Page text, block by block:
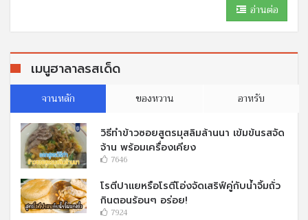
อ่านต่อ
เมนูฮาลาลรสเด็ด
จานหลัก ของหวาน อาหรับ
วิธีทำข้าวซอยสูตรมุสลิมล้านนา เข้มข้นรสจัด
จ้าน พร้อมเครื่องเคียง
7646
โรตีปาแยหรือโรตีโอ่งจัดเสริฟ์คู่กับนํ้าจิ้มถั่ว
กินตอนร้อนๆ อร่อย!
7924